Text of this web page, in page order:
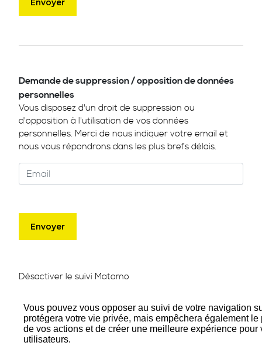
Demande de suppression / opposition de données
personnelles
Vous disposez d'un droit de suppression ou
d'opposition à l'utilisation de vos données
personnelles. Merci de nous indiquer votre email et
nous vous répondrons dans les plus brefs délais.
Désactiver le suivi Matomo